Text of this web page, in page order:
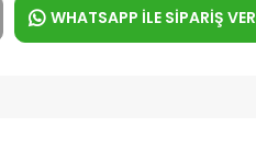
WHATSAPP İLE SİPARİŞ VER